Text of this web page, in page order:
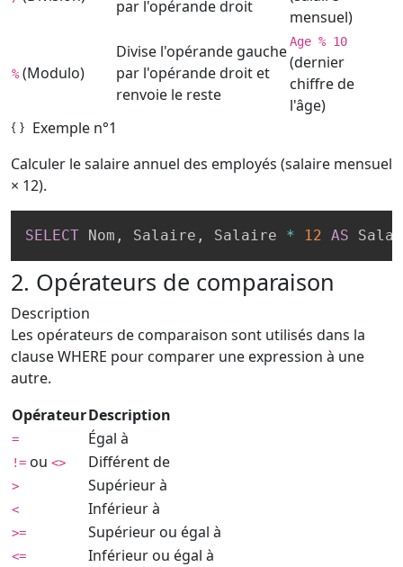
par l'opérande droit
mensuel)
% (Modulo)
Divise l'opérande gauche
par l'opérande droit et
renvoie le reste
Age % 10
(dernier
chiffre de
l'âge)
Exemple n°1
Calculer le salaire annuel des employés (salaire mensuel
× 12).
SELECT Nom , Salaire , Salaire * 12 AS
2. Opérateurs de comparaison
Description
Les opérateurs de comparaison sont utilisés dans la
clause WHERE pour comparer une expression à une
autre.
OpérateurDescription
= Égal à
!= ou <> Différent de
> Supérieur à
< Inférieur à
>= Supérieur ou égal à
<= Inférieur ou égal à